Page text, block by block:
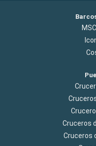
Cruceros
Cruceros